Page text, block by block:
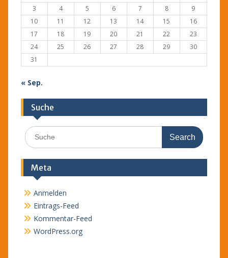
3
4 5 6 7 8
9
10
11 12 13 14 15
16
17
18 19 20 21 22
23
24
25 26 27 28 29
30
31
« Sep.
Suche
Search
for:
Meta
Anmelden
Eintrags-Feed
Kommentar-Feed
WordPress.org